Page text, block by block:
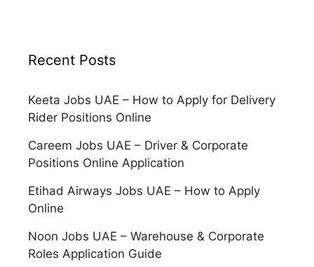
Recent Posts
Keeta Jobs UAE – How to Apply for Delivery
Rider Positions Online
Careem Jobs UAE – Driver & Corporate
Positions Online Application
Etihad Airways Jobs UAE – How to Apply
Online
Noon Jobs UAE – Warehouse & Corporate
Roles Application Guide